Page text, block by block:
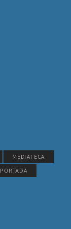
MEDIATECA
PORTADA